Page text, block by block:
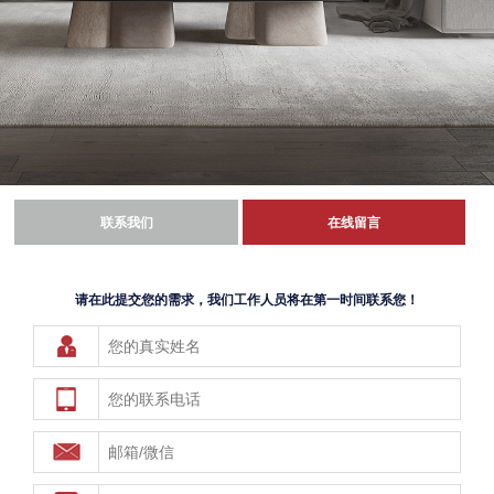
联系我们 在线留言
请在此提交您的需求，我们工作人员将在第一时间联系您！